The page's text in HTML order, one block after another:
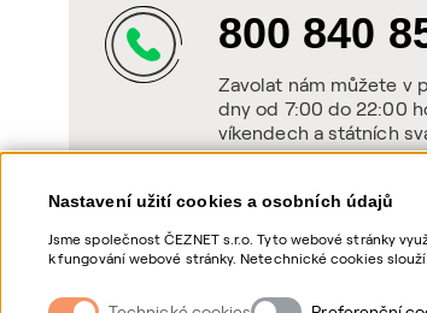
Nastavení užití cookies a osobních údajů
Jsme společnost ČEZNET s.r.o. Tyto webové stránky
k fungování webové stránky. Netechnické cookies
souhlasů, naleznete „
800 840
Zavolat nám můžete v
dny od 7:00 do 22:00
víkendech a státních
od 8:00 do 20:00 hod.